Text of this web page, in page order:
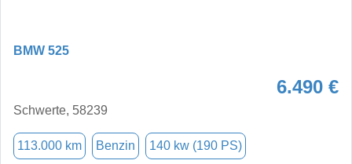
BMW 525
6.490 €
Schwerte, 58239
113.000 km Benzin 140 kw (190 PS)